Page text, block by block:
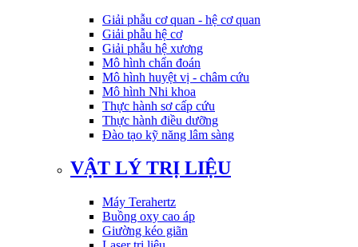
Giải phẫu cơ quan - hệ cơ quan
Giải phẫu hệ cơ
Giải phẫu hệ xương
Mô hình chẩn đoán
Mô hình huyệt vị - châm cứu
Mô hình Nhi khoa
Thực hành sơ cấp cứu
Thực hành điều dưỡng
Đào tạo kỹ năng lâm sàng
VẬT LÝ TRỊ LIỆU
Máy Terahertz
Buồng oxy cao áp
Giường kéo giãn